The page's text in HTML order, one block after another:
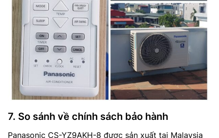
7. So sánh về chính sách bảo hành
Panasonic CS-YZ9AKH-8 được sản xuất tại Malaysia